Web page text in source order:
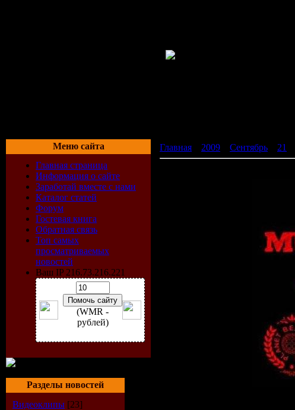
Меню сайта
Главная страница
Информация о сайте
Заработай вместе с нами
Каталог статей
Форум
Гостевая книга
Обратная связь
Топ самых
просматриваемых
новостей
Ваш IP 216.73.216.221
(WMR -
рублей)
Разделы новостей
Видеоклипы [23]
Главная 2009 Сентябрь 21